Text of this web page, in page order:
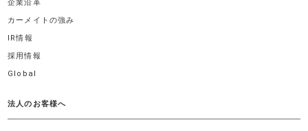
企業沿革
カーメイトの強み
IR情報
採用情報
Global
法人のお客様へ